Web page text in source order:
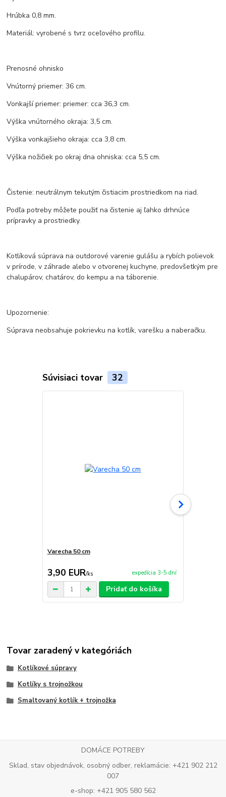
Hrúbka 0,8 mm.
Materiál: vyrobené s tvrz oceľového profilu.
Prenosné ohnisko
Vnútorný priemer: 36 cm.
Vonkajší priemer: priemer: cca 36,3 cm.
Výška vnútorného okraja: 3,5 cm.
Výška vonkajšieho okraja: cca 3,8 cm.
Výška nožičiek po okraj dna ohniska: cca 5,5 cm.
Čistenie: neutrálnym tekutým čistiacim prostriedkom na riad.
Podľa potreby môžete použiť na čistenie aj ľahko drhnúce
prípravky a prostriedky.
Kotlíková súprava na outdorové varenie gulášu a rybích polievok
v prírode, v záhrade alebo v otvorenej kuchyne, predovšetkým pre
chalupárov, chatárov, do kempu a na táborenie.
Upozornenie:
Súprava neobsahuje pokrievku na kotlík, varešku a naberačku.
Súvisiaci tovar 32
Varecha 50 cm
3,90 EUR/ks expedícia 3-5 dní
Pridať do košíka
Tovar zaradený v kategóriách
Kotlíkové súpravy
Kotlíky s trojnožkou
Smaltovaný kotlík + trojnožka
DOMÁCE POTREBY
Sklad, stav objednávok, osobný odber, reklamácie: +421 902 212
007
e-shop: +421 905 580 562